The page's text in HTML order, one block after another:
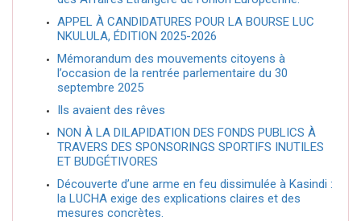
APPEL À CANDIDATURES POUR LA BOURSE LUC
NKULULA, ÉDITION 2025-2026
Mémorandum des mouvements citoyens à
l’occasion de la rentrée parlementaire du 30
septembre 2025
Ils avaient des rêves
NON À LA DILAPIDATION DES FONDS PUBLICS À
TRAVERS DES SPONSORINGS SPORTIFS INUTILES
ET BUDGÉTIVORES
Découverte d’une arme en feu dissimulée à Kasindi :
la LUCHA exige des explications claires et des
mesures concrètes.